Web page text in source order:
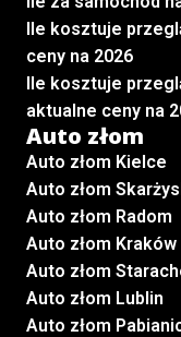
Ile kosztuje
ceny na 2026
Ile kosztuje
aktualne ceny na
Auto złom
Auto złom Kielce
Auto złom
Auto złom Radom
Auto złom Kraków
Auto złom
Auto złom Lublin
Auto złom